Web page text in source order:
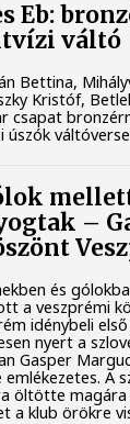
Eb:
váltó
Bettina,
Kristóf,
csapat
úszók
–
és
a veszprémi
idénybeli
nyert a
Gasper
A
öltötte magára
a klub örökre